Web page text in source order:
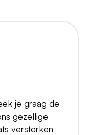
je graag de
gezellige
versterken